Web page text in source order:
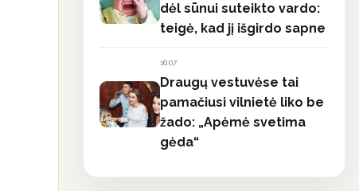
dėl sūnui suteikto vardo:
teigė, kad jį išgirdo sapne
16:07
Draugų vestuvėse tai
pamačiusi vilnietė liko be
žado: „Apėmė svetima
gėda“